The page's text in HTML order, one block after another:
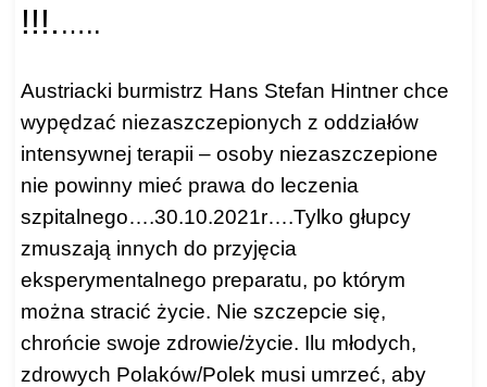
!!!. …..
Austriacki burmistrz Hans Stefan Hintner chce
wypędzać niezaszczepionych z oddziałów
intensywnej terapii – osoby niezaszczepione
nie powinny mieć prawa do leczenia
szpitalnego….30.10.2021r….Tylko głupcy
zmuszają innych do przyjęcia
eksperymentalnego preparatu, po którym
można stracić życie. Nie szczepcie się,
chrońcie swoje zdrowie/życie. Ilu młodych,
zdrowych Polaków/Polek musi umrzeć, aby